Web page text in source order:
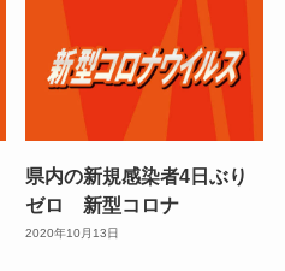
県内の新規感染者4日ぶり
ゼロ 新型コロナ
2020年10月13日